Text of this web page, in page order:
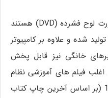
اما محصولات نظام قدیم به صورت لوح فشرده (DVD) هستند
شده و علاوه بر کامپیوتر
خانگی نیز قابل پخش
فیلم های آموزشی نظام
قدیم در سال های 1395 و 1396 (بر اساس آخرین چاپ کتاب